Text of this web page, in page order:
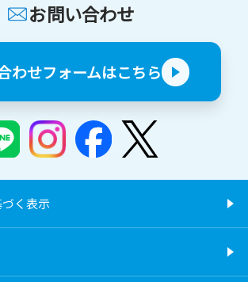
お問い合わせ
わせフォームはこちら
く表示